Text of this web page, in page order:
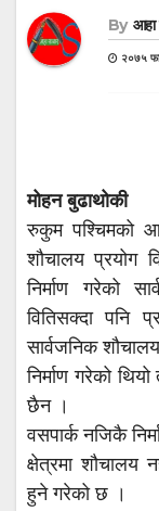
By आहा
२०७५
मोहन बुढाथोकी
रुकुम पश्चिमको
शौचालय प्रयोग
निर्माण गरेको
वितिसक्दा पनि
सार्वजनिक
निर्माण गरेको
छैन ।
वसपार्क नजिकै
क्षेत्रमा शौचालय
हुने गरेको छ ।